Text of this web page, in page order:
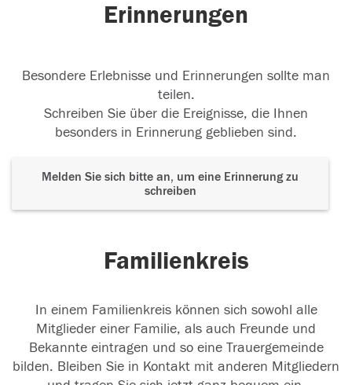
Erinnerungen
Besondere Erlebnisse und Erinnerungen sollte man
teilen.
Schreiben Sie über die Ereignisse, die Ihnen
besonders in Erinnerung geblieben sind.
Melden Sie sich bitte an, um eine Erinnerung zu
schreiben
Familienkreis
In einem Familienkreis können sich sowohl alle
Mitglieder einer Familie, als auch Freunde und
Bekannte eintragen und so eine Trauergemeinde
bilden. Bleiben Sie in Kontakt mit anderen Mitgliedern